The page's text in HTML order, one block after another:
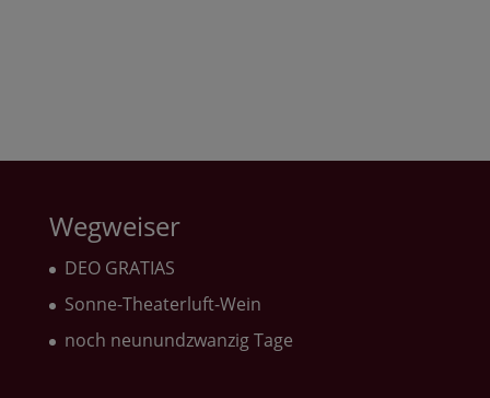
Wegweiser
DEO GRATIAS
Sonne-Theaterluft-Wein
noch neunundzwanzig Tage